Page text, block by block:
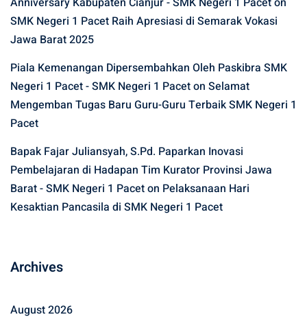
SMK Negeri 1 Pacet Raih Apresiasi di Semarak Vokasi
Jawa Barat 2025
Piala Kemenangan Dipersembahkan Oleh Paskibra SMK
Negeri 1 Pacet - SMK Negeri 1 Paceton Selamat
Mengemban Tugas Baru Guru-Guru Terbaik SMK Negeri 1
Pacet
Bapak Fajar Juliansyah, S.Pd. Paparkan Inovasi
Pembelajaran di Hadapan Tim Kurator Provinsi Jawa
Barat - SMK Negeri 1 Paceton Pelaksanaan Hari
Kesaktian Pancasila di SMK Negeri 1 Pacet
Archives
August 2026